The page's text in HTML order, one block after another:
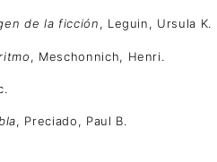
de la ficción, Leguin, Ursula K.
, Meschonnich, Henri.
, Preciado, Paul B.